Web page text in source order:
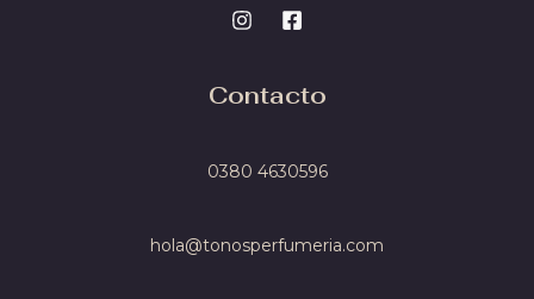
Contacto
0380 4630596
hola@tonosperfumeria.com